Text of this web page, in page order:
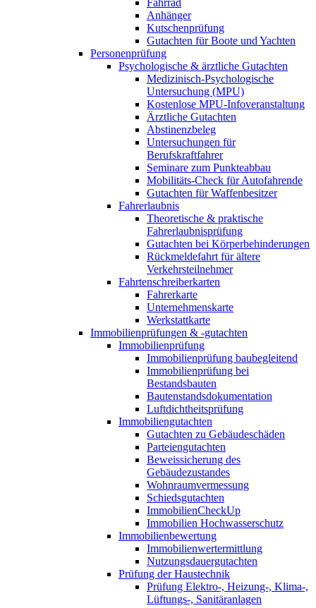
Anhänger
Kutschenprüfung
Gutachten für Boote und Yachten
Personenprüfung
Psychologische & ärztliche Gutachten
Medizinisch-Psychologische
Untersuchung (MPU)
Kostenlose MPU-Infoveranstaltung
Ärztliche Gutachten
Abstinenzbeleg
Untersuchungen für
Berufskraftfahrer
Seminare zum Punkteabbau
Mobilitäts-Check für Autofahrende
Gutachten für Waffenbesitzer
Fahrerlaubnis
Theoretische & praktische
Fahrerlaubnisprüfung
Gutachten bei Körperbehinderungen
Rückmeldefahrt für ältere
Verkehrsteilnehmer
Fahrtenschreiberkarten
Fahrerkarte
Unternehmenskarte
Werkstattkarte
Immobilienprüfungen & -gutachten
Immobilienprüfung
Immobilienprüfung baubegleitend
Immobilienprüfung bei
Bestandsbauten
Bautenstandsdokumentation
Luftdichtheitsprüfung
Immobiliengutachten
Gutachten zu Gebäudeschäden
Parteiengutachten
Beweissicherung des
Gebäudezustandes
Wohnraumvermessung
Schiedsgutachten
ImmobilienCheckUp
Immobilien Hochwasserschutz
Immobilienbewertung
Immobilienwertermittlung
Nutzungsdauergutachten
Prüfung der Haustechnik
Prüfung Elektro-, Heizung-, Klima-,
Lüftungs-, Sanitäranlagen